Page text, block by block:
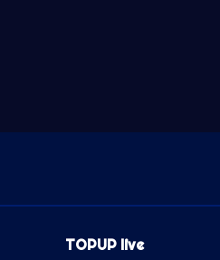
TOPUP live